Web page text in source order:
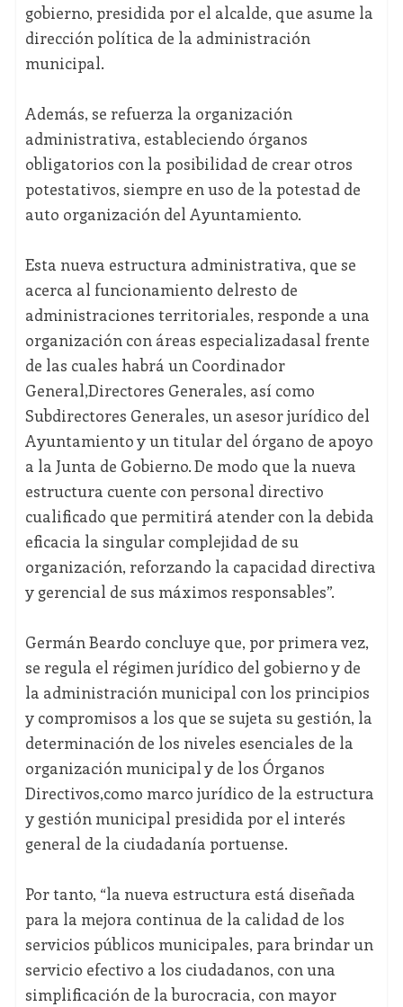
gobierno, presidida por el alcalde, que asume la
dirección política de la administración
municipal.
Además, se refuerza la organización
administrativa, estableciendo órganos
obligatorios con la posibilidad de crear otros
potestativos, siempre en uso de la potestad de
auto organización del Ayuntamiento.
Esta nueva estructura administrativa, que se
acerca al funcionamiento delresto de
administraciones territoriales, responde a una
organización con áreas especializadasal frente
de las cuales habrá un Coordinador
General,Directores Generales, así como
Subdirectores Generales, un asesor jurídico del
Ayuntamiento y un titular del órgano de apoyo
a la Junta de Gobierno. De modo que la nueva
estructura cuente con personal directivo
cualificado que permitirá atender con la debida
eficacia la singular complejidad de su
organización, reforzando la capacidad directiva
y gerencial de sus máximos responsables”.
Germán Beardo concluye que, por primera vez,
se regula el régimen jurídico del gobierno y de
la administración municipal con los principios
y compromisos a los que se sujeta su gestión, la
determinación de los niveles esenciales de la
organización municipal y de los Órganos
Directivos,como marco jurídico de la estructura
y gestión municipal presidida por el interés
general de la ciudadanía portuense.
Por tanto, “la nueva estructura está diseñada
para la mejora continua de la calidad de los
servicios públicos municipales, para brindar un
servicio efectivo a los ciudadanos, con una
simplificación de la burocracia, con mayor